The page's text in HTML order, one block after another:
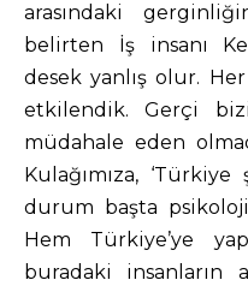
arasındaki
belirten İş insanı
desek yanlış olur.
etkilendik. Gerçi
müdahale eden
Kulağımıza,
durum başta
Hem Türkiye’ye
buradaki insanların